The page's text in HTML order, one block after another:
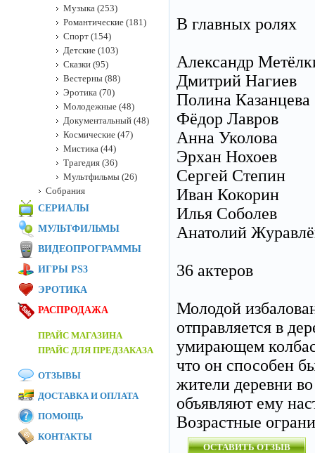
В главных ролях
Александр
Дмитрий Нагиев
Полина Казанцева
Фёдор Лавров
Анна Уколова
Эрхан Нохоев
Сергей Степин
Иван Кокорин
Илья Соболев
Анатолий
36 актеров
Молодой
отправляется в
умирающем
что он способен
жители деревни
объявляют ему
Возрастные
ОСТАВИТЬ ОТЗЫВ
Музыка (253)
Романтические (181)
Спорт (154)
Детские (103)
Сказки (95)
Вестерны (88)
Эротика (70)
Молодежные (48)
Документальный (48)
Космические (47)
Мистика (44)
Трагедия (36)
Мультфильмы (26)
Собрания
СЕРИАЛЫ
МУЛЬТФИЛЬМЫ
ВИДЕОПРОГРАММЫ
ИГРЫ PS3
ЭРОТИКА
РАСПРОДАЖА
ПРАЙС МАГАЗИНА
ПРАЙС ДЛЯ ПРЕДЗАКАЗА
ОТЗЫВЫ
ДОСТАВКА И ОПЛАТА
ПОМОЩЬ
КОНТАКТЫ